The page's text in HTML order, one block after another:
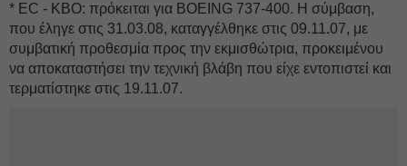
* EC - ΚBO: πρόκειται για BOEING 737-400. Η σύμβαση,
που έληγε στις 31.03.08, καταγγέλθηκε στις 09.11.07, με
συμβατική προθεσμία προς την εκμισθώτρια, προκειμένου
να αποκαταστήσει την τεχνική βλάβη που είχε εντοπιστεί και
τερματίστηκε στις 19.11.07.